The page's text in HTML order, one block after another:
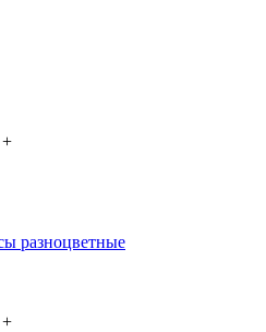
+
разноцветные
+